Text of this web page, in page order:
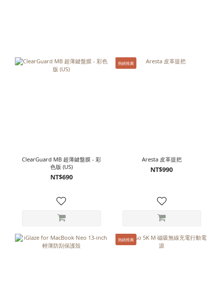
ClearGuard MB 超薄鍵盤膜 - 彩
色版 (US)
NT$690
熱銷推薦
Aresta 皮革提把
NT$990
熱銷推薦